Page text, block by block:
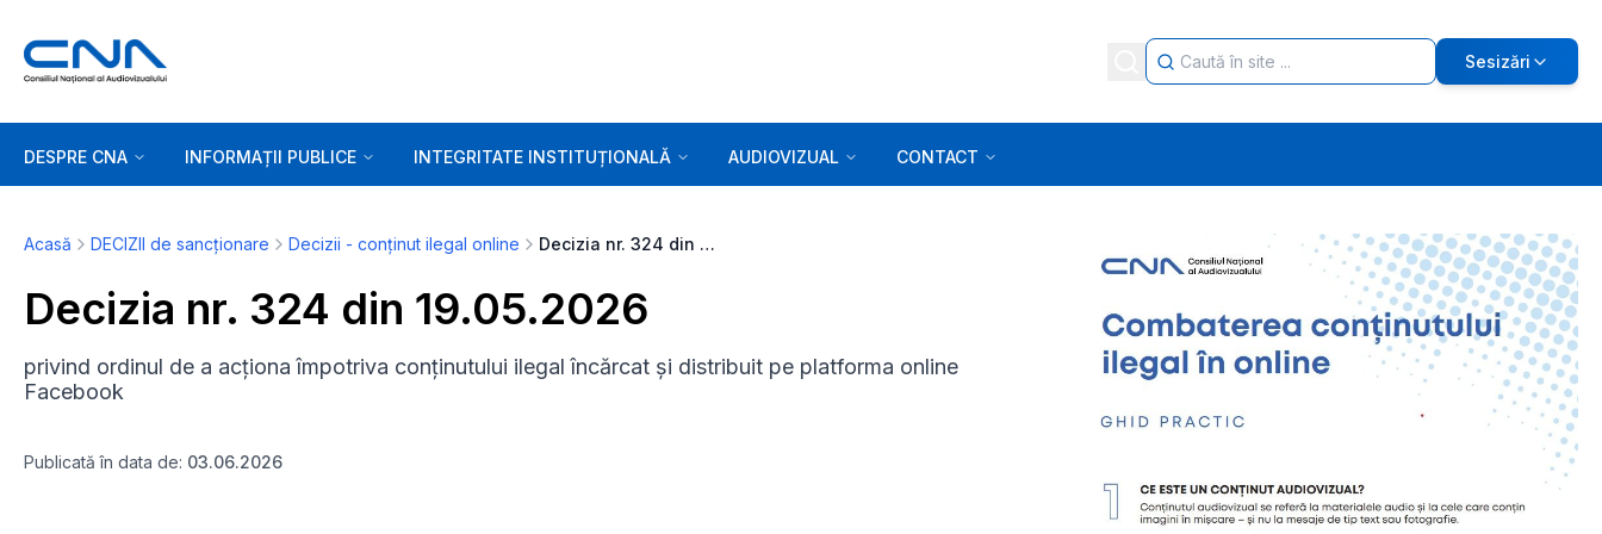
Sesizări
DESPRE CNA INFORMAȚII PUBLICE INTEGRITATE INSTITUȚIONALĂ AUDIOVIZUAL CONTACT
Acasă DECIZII de sancționare Decizii - conținut ilegal online Decizia nr. 324 din 19.05.2026
Decizia nr. 324 din 19.05.2026
privind ordinul de a acționa împotriva conținutului ilegal încărcat și distribuit pe platforma online
Facebook
Publicată în data de: 03.06.2026